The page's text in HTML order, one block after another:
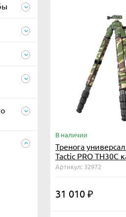
В наличии
Тренога
Tactic PRO TH30C
Артикул: 32972
31 010 ₽